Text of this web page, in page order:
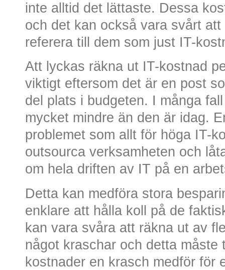
inte alltid det lättaste. Dessa
och det kan också vara svårt
referera till dem som just IT-
Att lyckas räkna ut IT-kostnad
viktigt eftersom det är en post
del plats i budgeten. I många
mycket mindre än den är idag.
problemet som allt för höga IT-
outsourca verksamheten och
om hela driften av IT på en
Detta kan medföra stora
enklare att hålla koll på de
kan vara svåra att räkna ut av
något kraschar och detta måste
kostnader en krasch medför för